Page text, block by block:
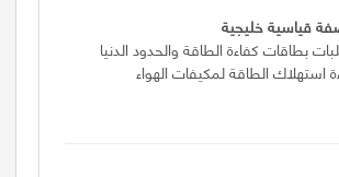
قياسية خليجية
بطاقات كفاءة الطاقة والحدود الدنيا
استهلاك الطاقة لمكيفات الهواء